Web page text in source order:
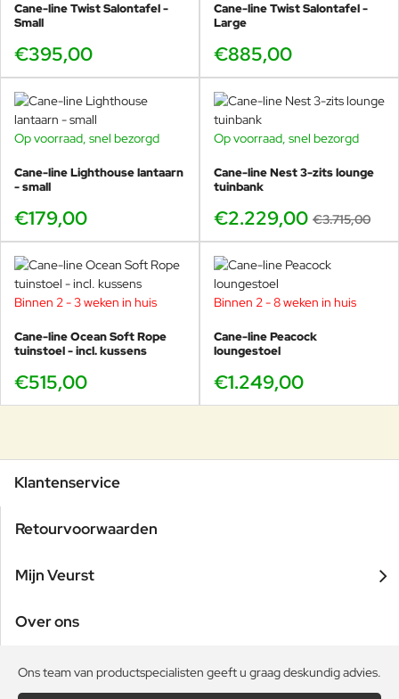
Cane-line Twist Salontafel -
Small
€395,00
Cane-line Twist Salontafel -
Large
€885,00
Op voorraad, snel bezorgd
Cane-line Lighthouse lantaarn
- small
€179,00
-40%
Op voorraad, snel bezorgd
Cane-line Nest 3-zits lounge
tuinbank
€2.229,00 €3.715,00
Binnen 2 - 3 weken in huis
Cane-line Ocean Soft Rope
tuinstoel - incl. kussens
€515,00
Binnen 2 - 8 weken in huis
Cane-line Peacock
loungestoel
€1.249,00
Klantenservice
Retourvoorwaarden
Mijn Veurst
Over ons
Ons team van productspecialisten geeft u graag deskundig advies.